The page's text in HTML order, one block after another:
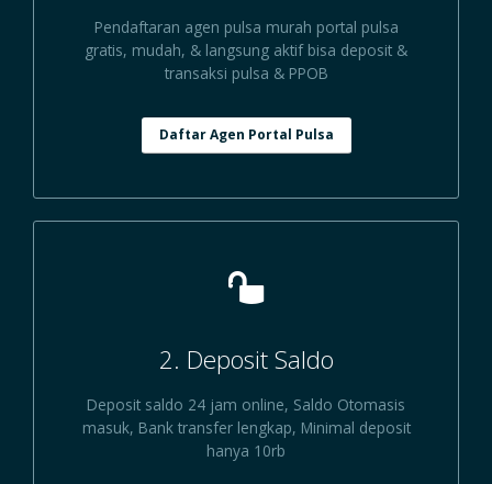
Pendaftaran agen pulsa murah portal pulsa
gratis, mudah, & langsung aktif bisa deposit &
transaksi pulsa & PPOB
Daftar Agen Portal Pulsa
2. Deposit Saldo
Deposit saldo 24 jam online, Saldo Otomasis
masuk, Bank transfer lengkap, Minimal deposit
hanya 10rb